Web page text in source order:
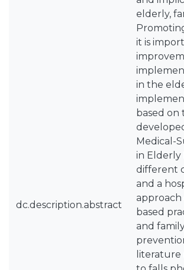
dc.description.abstract
elderly,
it is
in the
based
Medical-
in Elderly
different
and a
approach
based
and
literature